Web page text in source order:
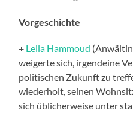
Vorgeschichte
+ Leila Hammoud
weigerte sich, irgendeine
politischen Zukunft zu
wiederholt, seinen
sich üblicherweise unter